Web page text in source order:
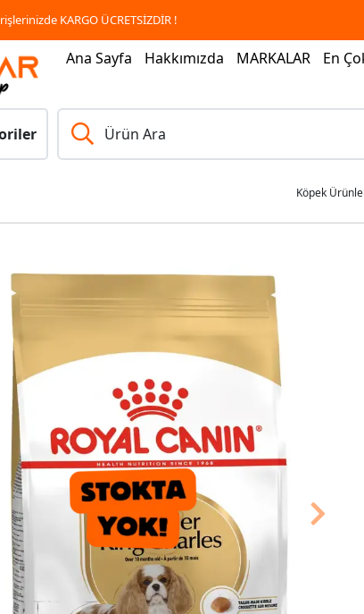
KARGO ÜCRETSİZDİR !
Ana Sayfa Hakkımızda MARKALAR En
Ürün Ara
Köpek
Next